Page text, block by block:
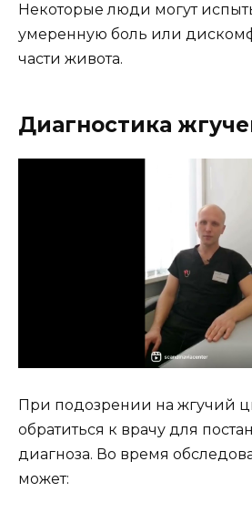
Некоторые люди могут
умеренную боль или
части живота.
Диагностика
При подозрении на жгучий
обратиться к врачу для
диагноза. Во время
может: